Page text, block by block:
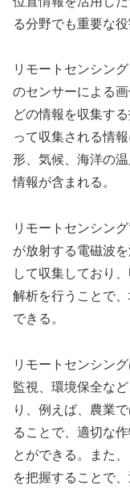
る分野でも重要な
リモートセンシン
のセンサーによる
どの情報を収集す
って収集される情
形、気候、海洋の
情報が含まれる。
リモートセンシン
が放射する電磁波
して収集しており
解析を行うことで
できる。
リモートセンシン
監視、環境保全な
り、例えば、農業
ることで、適切な
とができる。また
を把握することで